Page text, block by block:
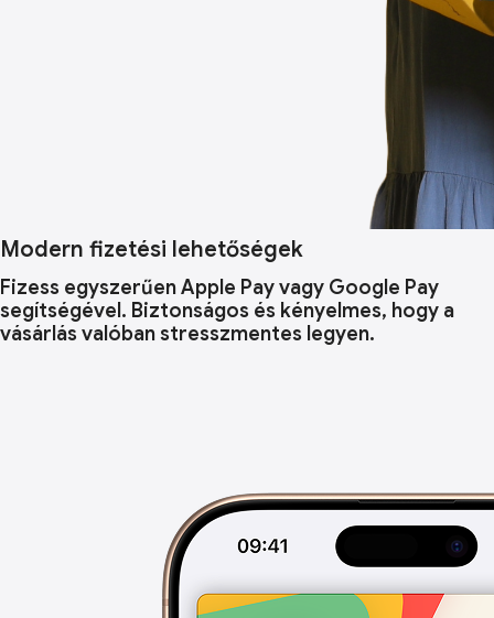
Modern fizetési lehetőségek
Fizess egyszerűen Apple Pay vagy Google Pay
segítségével. Biztonságos és kényelmes, hogy a
vásárlás valóban stresszmentes legyen.